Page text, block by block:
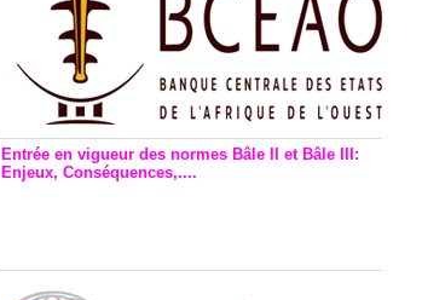
Entrée en vigueur des normes Bâle II et Bâle III:
Enjeux, Conséquences,....